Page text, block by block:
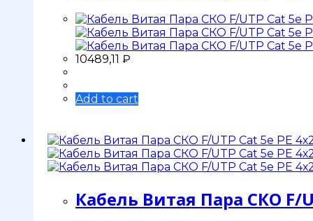
10489,11 ₽
Add to cart
Кабель Витая Пара СКО F/